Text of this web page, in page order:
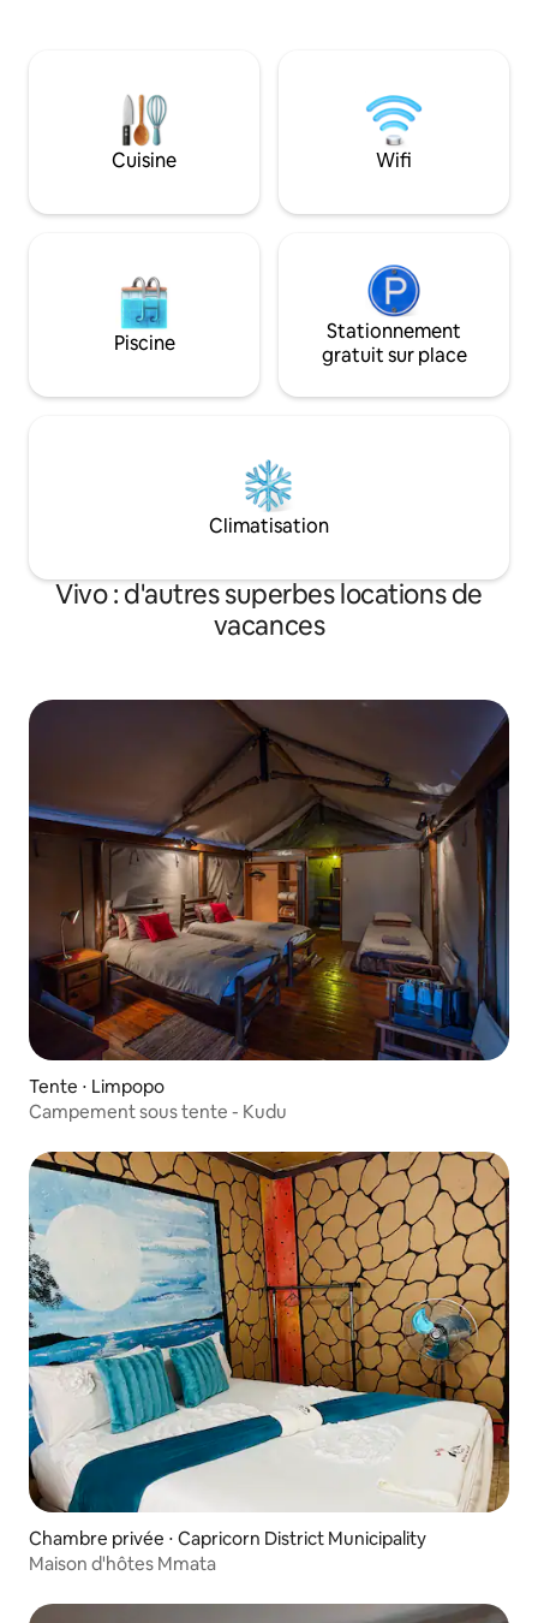
douches en plein air, des toilettes et un
espace braai. Apportez votre propre
matériel de camping et profitez d'une
expérience authentique dans le
travail de conservation de l'EWT.
safaris guidés,
brousse et
disponibles sur
Cuisine Wifi
Piscine
Stationnement
gratuit sur place
Climatisation
Vivo : d'autres superbes locations de
vacances
Tente ⋅ Limpopo
Campement sous tente - Kudu
Chambre privée ⋅ Capricorn District Municipality
Maison d'hôtes Mmata